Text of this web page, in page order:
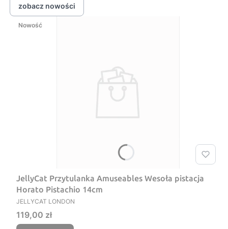
zobacz nowości
Nowość
JellyCat Przytulanka Amuseables Wesoła pistacja
Horato Pistachio 14cm
PRODUCENT
JELLYCAT LONDON
Cena
119,00 zł